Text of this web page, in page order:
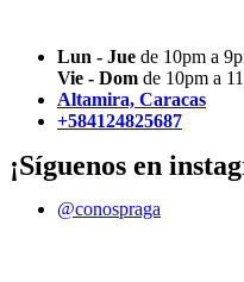
Lun - Jue de 10pm a
Vie - Dom de 10pm a
Altamira, Caracas
+584124825687
¡Síguenos en
@conospraga